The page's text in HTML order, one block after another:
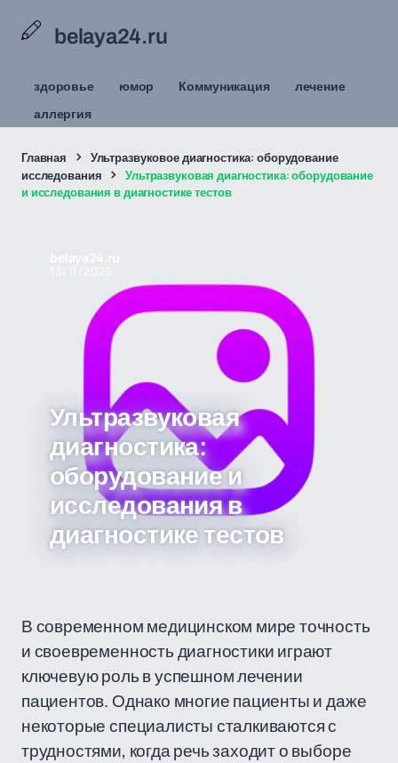
belaya24.ru
здоровье юмор Коммуникация
лечение
аллергия
Главная
Ультразвуковое диагностика: оборудование
исследования
Ультразвуковая диагностика: оборудование
и исследования в диагностике тестов
Ультразвуковая
диагностика:
оборудование и
исследования в
диагностике тестов
В современном медицинском мире точность
и своевременность диагностики играют
ключевую роль в успешном лечении
пациентов. Однако многие пациенты и даже
некоторые специалисты сталкиваются с
трудностями, когда речь заходит о выборе